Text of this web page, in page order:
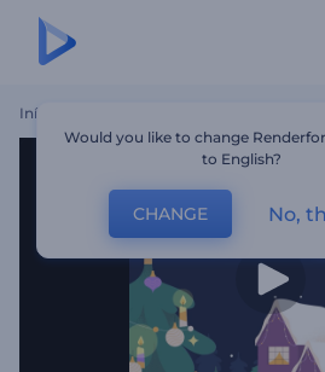
Início
Would you like to change
to English?
CHANGE No,